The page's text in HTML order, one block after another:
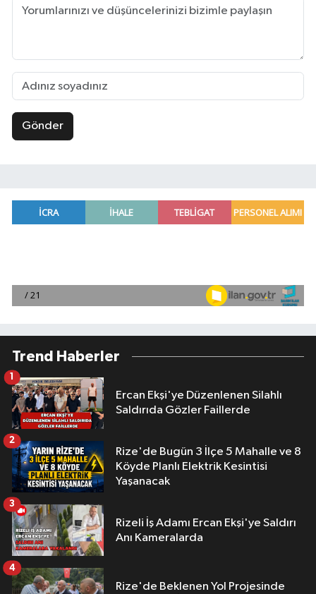
Gönder
Trend Haberler
Ercan Ekşi'ye Düzenlenen Silahlı
Saldırıda Gözler Faillerde
1
Rize'de Bugün 3 İlçe 5 Mahalle ve 8
Köyde Planlı Elektrik Kesintisi
Yaşanacak
2
Rizeli İş Adamı Ercan Ekşi'ye Saldırı
Anı Kameralarda
3
Rize'de Beklenen Yol Projesinde
4